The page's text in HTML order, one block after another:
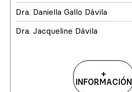
Dra. Daniella Gallo Dávila
Dra. Jacqueline Dávila
+
INFORMACIÓN